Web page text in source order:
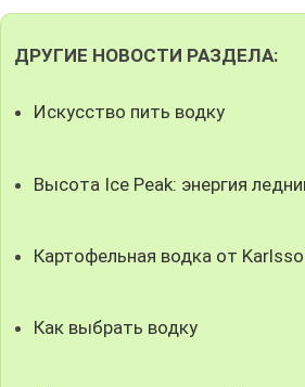
ДРУГИЕ НОВОСТИ РАЗДЕЛА:
Искусство пить водку
Высота Ice Peak: энергия
Картофельная водка от
Как выбрать водку